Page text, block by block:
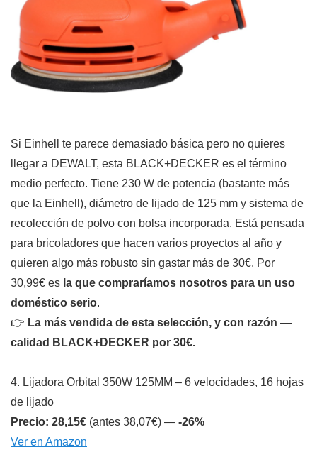
Si Einhell te parece demasiado básica pero no quieres
llegar a DEWALT, esta BLACK+DECKER es el término
medio perfecto. Tiene 230 W de potencia (bastante más
que la Einhell), diámetro de lijado de 125 mm y sistema de
recolección de polvo con bolsa incorporada. Está pensada
para bricoladores que hacen varios proyectos al año y
quieren algo más robusto sin gastar más de 30€. Por
30,99€ es la que compraríamos nosotros para un uso
doméstico serio.
👉 La más vendida de esta selección, y con razón —
calidad BLACK+DECKER por 30€.
4. Lijadora Orbital 350W 125MM – 6 velocidades, 16 hojas
de lijado
Precio: 28,15€ (antes 38,07€) — -26%
Ver en Amazon